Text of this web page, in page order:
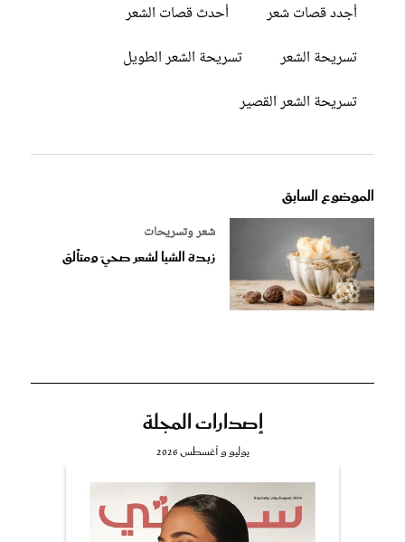
أجدد قصات شعر
أحدث قصات الشعر
تسريحة الشعر
تسريحة الشعر الطويل
تسريحة الشعر القصير
الموضوع السابق
شعر وتسريحات
زبدة الشيا لشعر صحيّ ومتألق
إصدارات المجلة
يوليو و أغسطس 2026